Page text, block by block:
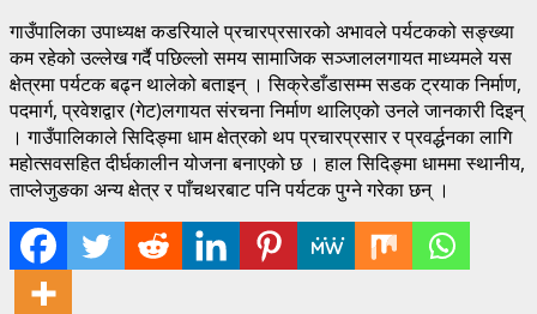
गाउँपालिका उपाध्यक्ष कडरियाले प्रचारप्रसारको अभावले पर्यटकको सङ्ख्या
कम रहेको उल्लेख गर्दै पछिल्लो समय सामाजिक सञ्जाललगायत माध्यमले यस
क्षेत्रमा पर्यटक बढ्न थालेको बताइन् । सिक्रेडाँडासम्म सडक ट्रयाक निर्माण,
पदमार्ग, प्रवेशद्वार (गेट)लगायत संरचना निर्माण थालिएको उनले जानकारी दिइन्
। गाउँपालिकाले सिदिङ्मा धाम क्षेत्रको थप प्रचारप्रसार र प्रवर्द्धनका लागि
महोत्सवसहित दीर्घकालीन योजना बनाएको छ । हाल सिदिङ्मा धाममा स्थानीय,
ताप्लेजुङका अन्य क्षेत्र र पाँचथरबाट पनि पर्यटक पुग्ने गरेका छन् ।